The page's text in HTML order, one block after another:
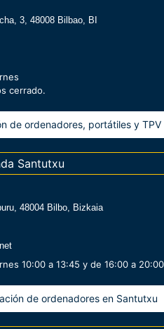
3, 48008 Bilbao, BI
cerrado.
de ordenadores, portátiles y TPV
Santutxu
48004 Bilbo, Bizkaia
10:00 a 13:45 y de 16:00 a 20:00
de ordenadores en Santutxu